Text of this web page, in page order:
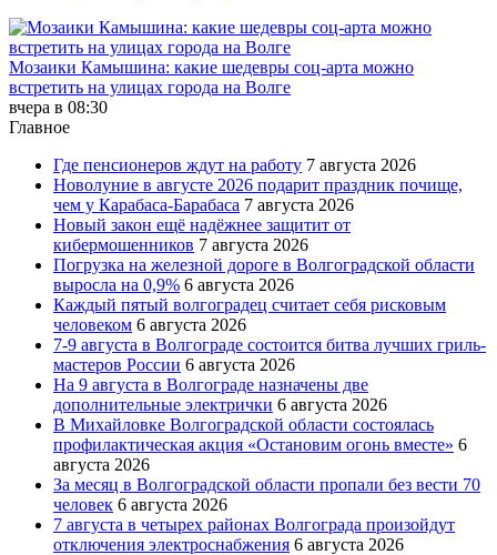
Мозаики Камышина: какие шедевры соц-арта можно
встретить на улицах города на Волге
вчера в 08:30
Главное
Где пенсионеров ждут на работу 7 августа 2026
Новолуние в августе 2026 подарит праздник почище,
чем у Карабаса-Барабаса 7 августа 2026
Новый закон ещё надёжнее защитит от
кибермошенников 7 августа 2026
Погрузка на железной дороге в Волгоградской области
выросла на 0,9% 6 августа 2026
Каждый пятый волгоградец считает себя рисковым
человеком 6 августа 2026
7-9 августа в Волгограде состоится битва лучших гриль-
мастеров России 6 августа 2026
На 9 августа в Волгограде назначены две
дополнительные электрички 6 августа 2026
В Михайловке Волгоградской области состоялась
профилактическая акция «Остановим огонь вместе» 6
августа 2026
За месяц в Волгоградской области пропали без вести 70
человек 6 августа 2026
7 августа в четырех районах Волгограда произойдут
отключения электроснабжения 6 августа 2026